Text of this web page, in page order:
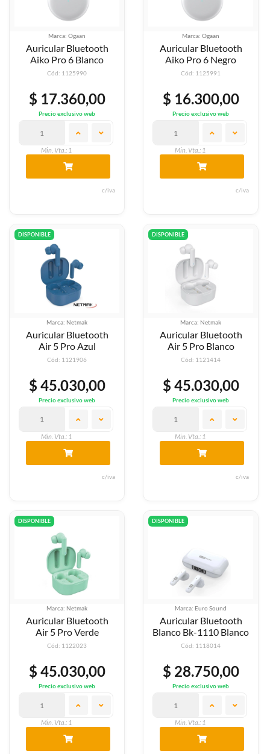
Marca: Ogaan
Auricular Bluetooth
Aiko Pro 6 Blanco
Cód: 1125990
$ 17.360,00
Precio exclusivo web
Min. Vta.: 1
c/iva
Marca: Ogaan
Auricular Bluetooth
Aiko Pro 6 Negro
Cód: 1125991
$ 16.300,00
Precio exclusivo web
Min. Vta.: 1
c/iva
DISPONIBLE
Marca: Netmak
Auricular Bluetooth
Air 5 Pro Azul
Cód: 1121906
$ 45.030,00
Precio exclusivo web
Min. Vta.: 1
c/iva
DISPONIBLE
Marca: Netmak
Auricular Bluetooth
Air 5 Pro Blanco
Cód: 1121414
$ 45.030,00
Precio exclusivo web
Min. Vta.: 1
c/iva
DISPONIBLE
Marca: Netmak
Auricular Bluetooth
Air 5 Pro Verde
Cód: 1122023
$ 45.030,00
Precio exclusivo web
Min. Vta.: 1
DISPONIBLE
Marca: Euro Sound
Auricular Bluetooth
Blanco Bk-1110 Blanco
Cód: 1118014
$ 28.750,00
Precio exclusivo web
Min. Vta.: 1